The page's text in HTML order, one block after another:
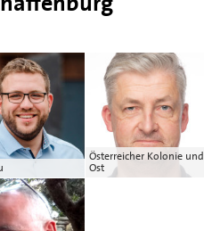
Österreicher Kolonie und
Ost